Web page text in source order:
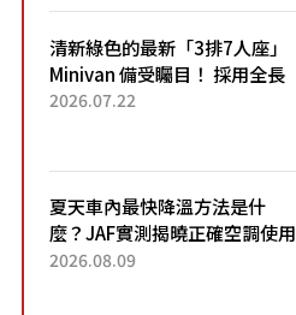
清新綠色的最新「3排7人座」
Minivan 備受矚目！ 採用全長
4.7公尺剛剛好的車身尺寸與
2026.07.22
夏天車內最快降溫方法是什
麼？JAF實測揭曉正確空調使用
方式
2026.08.09